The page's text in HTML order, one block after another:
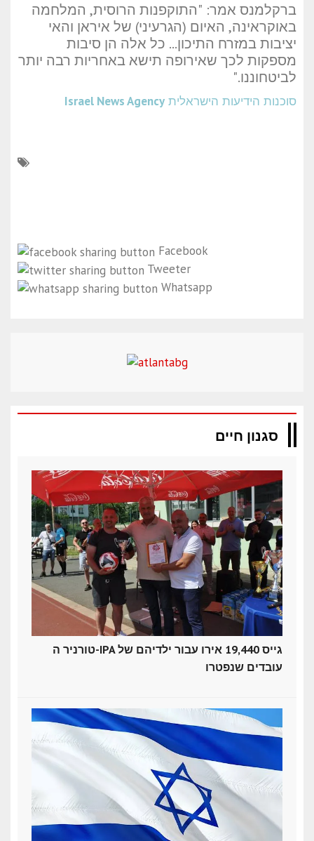
ברקלמנס אמר: "התוקפנות הרוסית, המלחמה
באוקראינה, האיום (הגרעיני) של איראן והאי
יציבות במזרח התיכון... כל אלה הן סיבות
מספקות לכך שאירופה תישא באחריות רבה יותר
לביטחוננו."
סוכנות הידיעות הישראלית Israel News Agency
Facebook
Tweeter
Whatsapp
סגנון חיים
טורניר ה-IPA גייס 19,440 אירו עבור ילדיהם של
עובדים שנפטרו